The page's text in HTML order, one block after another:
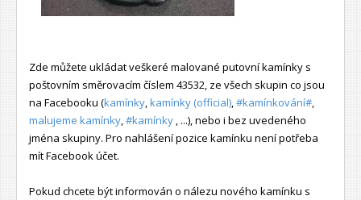
Zde můžete ukládat veškeré malované putovní kamínky s
poštovním směrovacím číslem 43532, ze všech skupin co jsou
na Facebooku (kamínky kamínky (official) #kamínkování#
malujeme kamínky #kamínky , ...), nebo i bez uvedeného
jména skupiny. Pro nahlášení pozice kamínku není potřeba
mít Facebook účet.
Pokud chcete být informován o nálezu nového kamínku s